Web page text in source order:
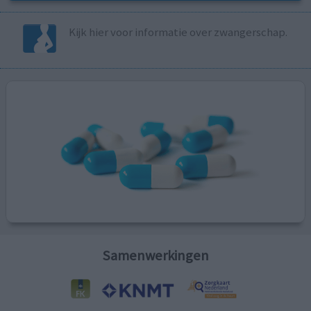
Kijk hier voor informatie over zwangerschap.
Samenwerkingen